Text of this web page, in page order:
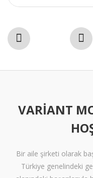
VARIANT
Bir aile şirketi olarak
Türkiye genelindeki